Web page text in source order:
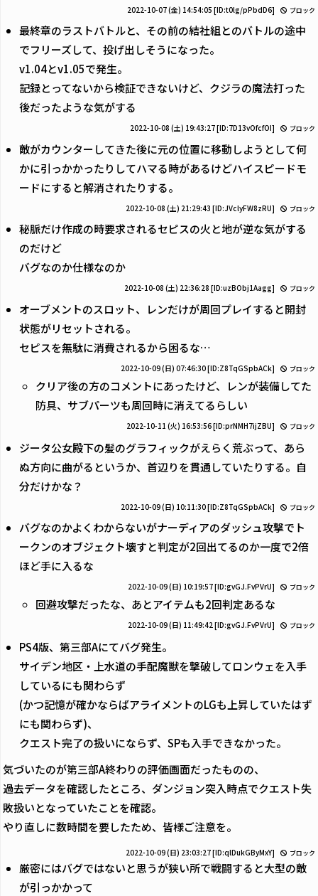
2022-10-07 (金) 14:54:05 [ID:t0lg/pPbdD6] ブロック
最終章のラストバトルと、その前の結社組とのバトルの途中
でフリーズして、投げ出しそうになった。
v1.04とv1.05で発生。
記録とってないから検証できないけど、クジラの魔法打った
後だったような気がする
2022-10-08 (土) 19:43:27[ID:7D13vOfcfOI] ブロック
敵がカウンターしてきた後に元の位置に移動しようとして何
かに引っかかったりしてハマる時があるけどハイスピードモ
ードにすると解消されたりする。
2022-10-08 (土) 21:29:43 [ID:JVclyFW8zRU] ブロック
秘脈だけ作成の時要求されるセピスの火と地が逆な気がする
のだけど
バグなのか仕様なのか
2022-10-08 (土) 22:36:28 [ID:uzBObj1Aagg] ブロック
オーブメントのスロット、レンだけが周回プレイすると開封
状態がリセットされる。
セピスを無駄に消費されるから困るな…
2022-10-09 (日) 07:46:30[ID:Z8TqGSpbACk] ブロック
クリア後の方のコメントにあったけど、レンが装備してた
防具、サブパーツも周回時に消えてるらしい
2022-10-11 (火) 16:53:56[ID:prNMH7ijZBU] ブロック
ジータ公女殿下の髪のグラフィックがえらく荒ぶって、あら
ぬ方向に曲がるというか、首辺りを貫通していたりする。自
分だけかな？
2022-10-09 (日) 10:11:30[ID:Z8TqGSpbACk] ブロック
バグなのかよくわからないがナーディアのダッシュ攻撃でト
ークンのオブジェクト壊すと判定が2回出てるのか一度で2倍
ほど手に入るな
2022-10-09 (日) 10:19:57[ID:gvGJ.FvPVrU] ブロック
回避攻撃だったな、あとアイテムも2回判定あるな
2022-10-09 (日) 11:49:42[ID:gvGJ.FvPVrU] ブロック
PS4版、第三部Aにてバグ発生。
サイデン地区・上水道の手配魔獣を撃破してロンウェを入手
しているにも関わらず
(かつ記憶が確かならばアライメントのLGも上昇していたはず
にも関わらず)、
クエスト完了の扱いにならず、SPも入手できなかった。
気づいたのが第三部A終わりの評価画面だったものの、
過去データを確認したところ、ダンジョン突入時点でクエスト失
敗扱いとなっていたことを確認。
やり直しに数時間を要したため、皆様ご注意を。
2022-10-09 (日) 23:03:27[ID:qlDukGByMxY] ブロック
厳密にはバグではないと思うが狭い所で戦闘すると大型の敵
が引っかかって